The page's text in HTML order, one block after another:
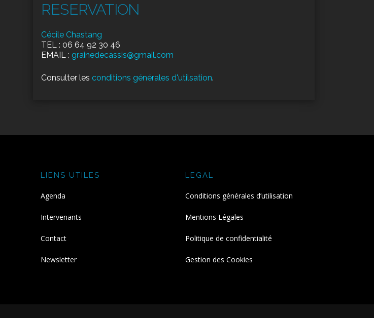
RESERVATION
Cécile Chastang
TEL : 06 64 92 30 46
EMAIL : grainedecassis@gmail.com
Consulter les conditions générales d'utilsation.
LIENS UTILES
Agenda
Intervenants
Contact
Newsletter
LEGAL
Conditions générales d’utilisation
Mentions Légales
Politique de confidentialité
Gestion des Cookies